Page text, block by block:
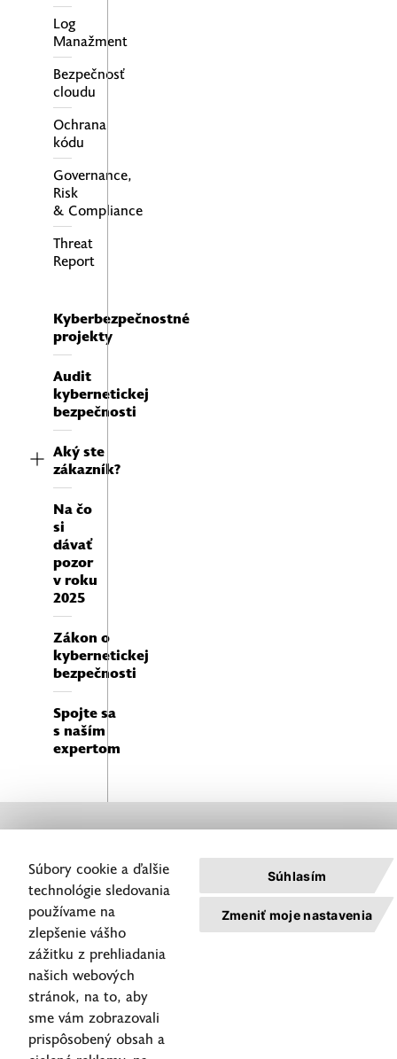
Súbory cookie a ďalšie
technológie sledovania
používame na
zlepšenie vášho
zážitku z prehliadania
našich webových
stránok, na to, aby
sme vám zobrazovali
prispôsobený obsah a
Súhlasím
Zmeniť moje nastavenia
Log
Manažment
Bezpečnosť
cloudu
Ochrana
kódu
Governance,
Risk
& Compliance
Threat
Report
Kyberbezpečnostné
projekty
Audit
kybernetickej
bezpečnosti
Aký ste
zákazník?
Na čo
si
dávať
pozor
v roku
2025
Zákon o
kybernetickej
bezpečnosti
Spojte sa
s naším
expertom
2 59 499 499
group.sk
servisných
Zásady